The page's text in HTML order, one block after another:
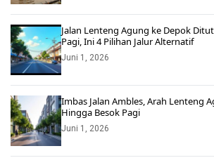
Jalan Lenteng Agung ke Depok
Pagi, Ini 4 Pilihan Jalur Alternatif
Juni 1, 2026
Imbas Jalan Ambles, Arah Lenteng
Hingga Besok Pagi
Juni 1, 2026